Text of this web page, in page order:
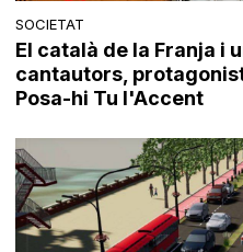
SOCIETAT
El català de la Franja i
cantautors,
Posa-hi Tu l'Accent